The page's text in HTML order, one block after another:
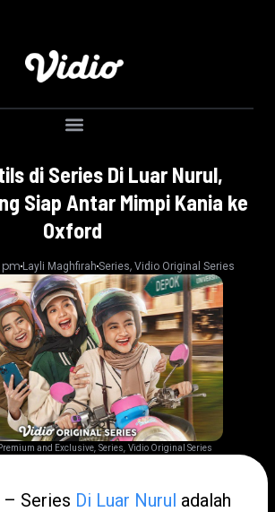
di Series Di Luar Nurul,
Siap Antar Mimpi Kania ke
Oxford
pm Layli Maghfirah Series, Vidio Original Series
Premium and Exclusive, Series, Vidio Original Series
– Series Di Luar Nurul adalah